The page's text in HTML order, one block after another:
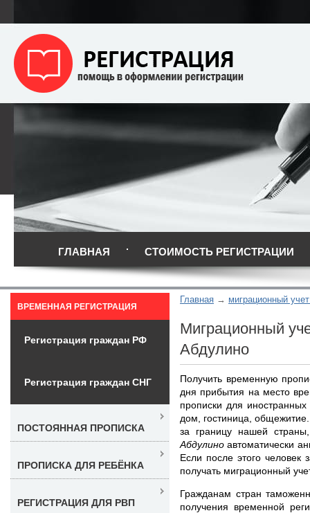
ГЛАВНАЯ СТОИМОСТЬ РЕГИСТРАЦИИ
Главная миграционный
Миграционный
Абдулино
Получить временную
дня прибытия на место
прописки для
дом, гостиница,
за границу нашей
Абдулино автоматически
Если после этого человек
получать миграционный
Гражданам стран
получения временной
ВРЕМЕННАЯ РЕГИСТРАЦИЯ
Регистрация граждан РФ
Регистрация граждан СНГ
ПОСТОЯННАЯ ПРОПИСКА
ПРОПИСКА ДЛЯ РЕБЁНКА
РЕГИСТРАЦИЯ ДЛЯ РВП